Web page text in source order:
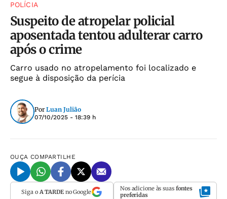
POLÍCIA
Suspeito de atropelar policial
aposentada tentou adulterar carro
após o crime
Carro usado no atropelamento foi localizado e
segue à disposição da perícia
Por Luan Julião
07/10/2025 - 18:39 h
OUÇA COMPARTILHE
Siga o A TARDEno Google Nos adicione às suas fontes
preferidas